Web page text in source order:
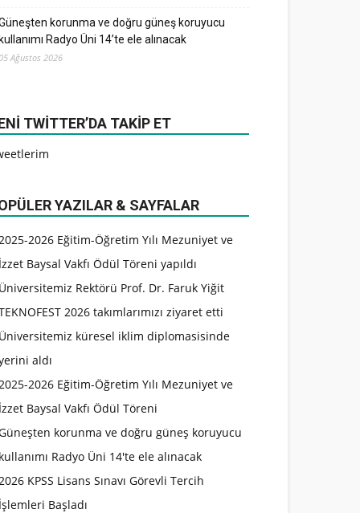
korunma ve doğru güneş koruyucu
kullanımı Radyo Üni 14’te ele alınacak
05 Ağustos 2026
TWITTER’DA TAKIP ET
YAZILAR & SAYFALAR
2026 Eğitim-Öğretim Yılı Mezuniyet ve
İzzet Baysal Vakfı Ödül Töreni yapıldı
Üniversitemiz Rektörü Prof. Dr. Faruk Yiğit
2026 takımlarımızı ziyaret etti
Üniversitemiz küresel iklim diplomasisinde
aldı
2026 Eğitim-Öğretim Yılı Mezuniyet ve
İzzet Baysal Vakfı Ödül Töreni
korunma ve doğru güneş koruyucu
kullanımı Radyo Üni 14'te ele alınacak
KPSS Lisans Sınavı Görevli Tercih
İşlemleri Başladı